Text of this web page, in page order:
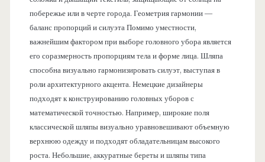
побережье или в черте города. Геометрия гармонии —
баланс пропорций и силуэта Помимо уместности,
важнейшим фактором при выборе головного убора является
его соразмерность пропорциям тела и форме лица. Шляпа
способна визуально гармонизировать силуэт, выступая в
роли архитектурного акцента. Немецкие дизайнеры
подходят к конструированию головных уборов с
математической точностью. Например, широкие поля
классической шляпы визуально уравновешивают объемную
верхнюю одежду и подходят обладательницам высокого
роста. Небольшие, аккуратные береты и шляпы типа